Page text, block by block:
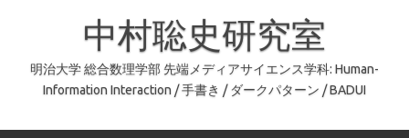
中村聡史研究室
明治大学 総合数理学部 先端メディアサイエンス学科: Human-
Information Interaction / 手書き / ダークパターン / BADUI